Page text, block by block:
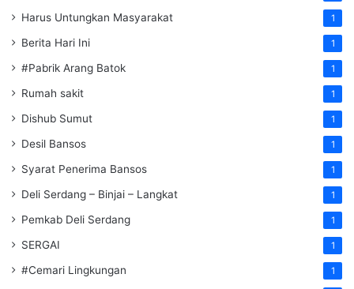
Harus Untungkan Masyarakat 1
Berita Hari Ini 1
#Pabrik Arang Batok 1
Rumah sakit 1
Dishub Sumut 1
Desil Bansos 1
Syarat Penerima Bansos 1
Deli Serdang – Binjai – Langkat 1
Pemkab Deli Serdang 1
SERGAI 1
#Cemari Lingkungan 1